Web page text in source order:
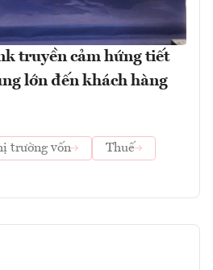
truyền cảm hứng tiết
lớn đến khách hàng
trường vốn
Thuế